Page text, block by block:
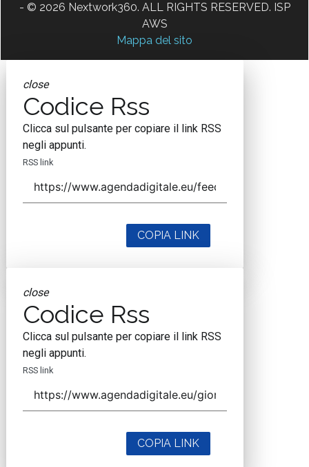
- © 2026 Nextwork360. ALL RIGHTS RESERVED. ISP
AWS
Mappa del sito
close
Codice Rss
Clicca sul pulsante per copiare il link RSS
negli appunti.
RSS link
COPIA LINK
close
Codice Rss
Clicca sul pulsante per copiare il link RSS
negli appunti.
RSS link
COPIA LINK